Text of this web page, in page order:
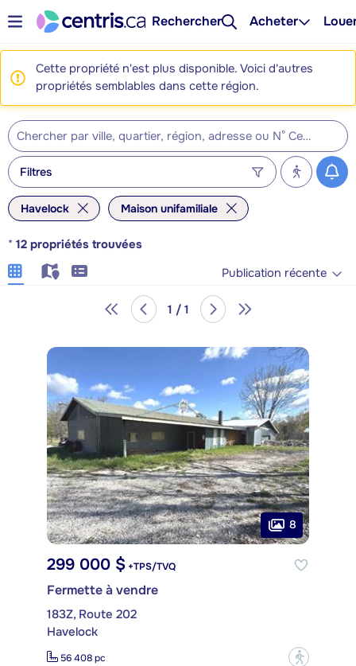
Rechercher Acheter
Cette propriété n'est plus disponible. Voici d'autres
propriétés semblables dans cette région.
Filtres
Havelock Maison unifamiliale
* 12 propriétés trouvées
Publication récente
1 / 1
8
299 000 $ +TPS/TVQ
Fermette à vendre
183Z, Route 202
Havelock
56 408 pc ?